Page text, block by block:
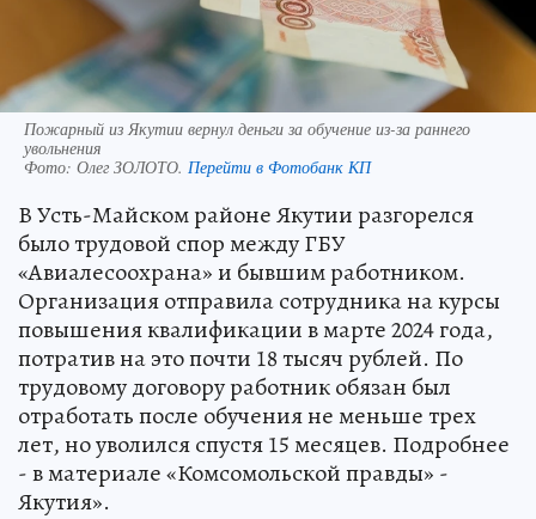
Пожарный из Якутии вернул деньги за обучение из-за раннего
увольнения
Фото: Олег ЗОЛОТО. Перейти в Фотобанк КП
В Усть-Майском районе Якутии разгорелся
было трудовой спор между ГБУ
«Авиалесоохрана» и бывшим работником.
Организация отправила сотрудника на курсы
повышения квалификации в марте 2024 года,
потратив на это почти 18 тысяч рублей. По
трудовому договору работник обязан был
отработать после обучения не меньше трех
лет, но уволился спустя 15 месяцев. Подробнее
- в материале «Комсомольской правды» -
Якутия».